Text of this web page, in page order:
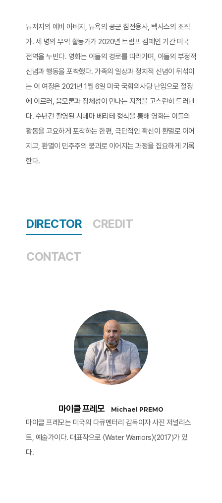
뉴저지의 예비 아버지, 뉴욕의 공군 참전용사, 텍사스의 조직
가. 세 명의 우익 활동가가 2020년 트럼프 캠페인 기간 미국
전역을 누빈다. 영화는 이들의 경로를 따라가며, 이들의 부정적
신념과 행동을 포착했다. 가족의 일상과 정치적 신념이 뒤섞이
는 이 여정은 2021년 1월 6일 미국 국회의사당 난입으로 절정
에 이르러, 음모론과 정체성이 만나는 지점을 고스란히 드러낸
다. 수년간 촬영된 시네마 베리테 형식을 통해 영화는 이들의
활동을 고요하게 포착하는 한편, 극단적인 확신이 환멸로 이어
지고, 환멸이 민주주의 붕괴로 이어지는 과정을 집요하게 기록
한다.​
DIRECTOR CREDIT
CONTACT
마이클 프레모 Michael PREMO
마이클 프레모는 미국의 다큐멘터리 감독이자 사진 저널리스
트, 예술가이다. 대표작으로 〈Water Warriors〉(2017)가 있
다.